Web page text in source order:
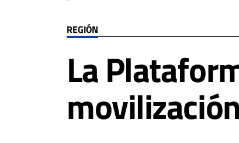
REGIÓN
La